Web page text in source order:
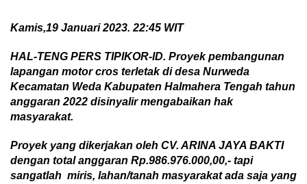
Kamis,19 Januari 2023. 22:45 WIT
HAL-TENG PERS TIPIKOR-ID. Proyekpembangunan
lapangan motorcros terletak di desa Nurweda
Kecamatan Weda Kabupaten Halmahera Tengah tahun
anggaran 2022 disinyalirmengabaikan hak
masyarakat.
Proyek yang dikerjakan oleh CV. ARINA JAYA BAKTI
dengan total anggaran Rp.986.976.000,00,- tapi
sangatlah miris, lahan/tanah masyarakatada saja yang